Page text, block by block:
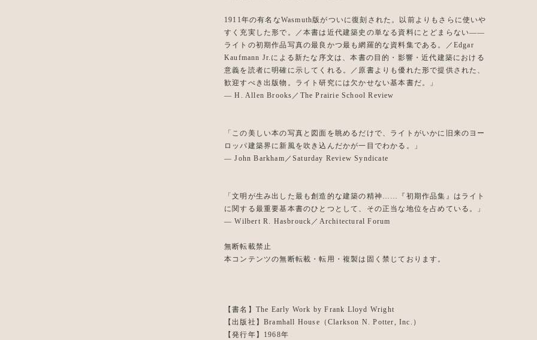
1911年の有名なWasmuth版がついに復刻された。以前よりもさらに使いや
すく充実した形で。／本書は近代建築史の単なる資料にとどまらない——
ライトの初期作品写真の最良かつ最も網羅的な資料集である。／Edgar
Kaufmann Jr.による新たな序文は、本書の目的・影響・近代建築における
意義を読者に明確に示してくれる。／原書よりも優れた形で提供された、
歓迎すべき出版物。ライト研究には欠かせない基本書だ。」
— H. Allen Brooks／The Prairie School Review
「この美しい本の写真と図面を眺めるだけで、ライトがいかに旧来のヨー
ロッパ建築界に新風を吹き込んだかが一目でわかる。」
— John Barkham／Saturday Review Syndicate
「文明が生み出した最も創造的な建築の精神……『初期作品集』はライト
に関する最重要基本書のひとつとして、その正当な地位を占めている。」
— Wilbert R. Hasbrouck／Architectural Forum
無断転載禁止
本コンテンツの無断転載・転用・複製は固く禁じております。
【書名】The Early Work by Frank Lloyd Wright
【出版社】Bramhall House（Clarkson N. Potter, Inc.）
【発行年】1968年